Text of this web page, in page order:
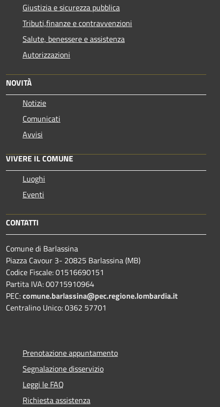
Giustizia e sicurezza pubblica
Tributi,finanze e contravvenzioni
Salute, benessere e assistenza
Autorizzazioni
NOVITÀ
Notizie
Comunicati
Avvisi
VIVERE IL COMUNE
Luoghi
Eventi
CONTATTI
Comune di Barlassina
Piazza Cavour 3- 20825 Barlassina (MB)
Codice Fiscale: 01516690151
Partita IVA: 00715910964
PEC:comune.barlassina@pec.regione.lombardia.it
Centralino Unico: 0362 57701
Prenotazione appuntamento
Segnalazione disservizio
Leggi le FAQ
Richiesta assistenza